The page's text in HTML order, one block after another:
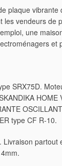
plaque vibrante
les vendeurs de
une
et
SRX75D.
HOME
type CF R-10.
Livraison partout